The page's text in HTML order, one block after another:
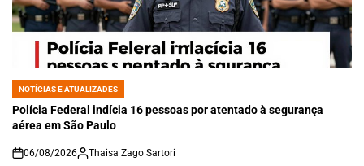
POSTED
IN
NOTÍCIAS E ATUALIZADES
Polícia Federal indícia 16 pessoas por atentado à segurança
aérea em São Paulo
on
06/08/2026 Thaisa Zago Sartori